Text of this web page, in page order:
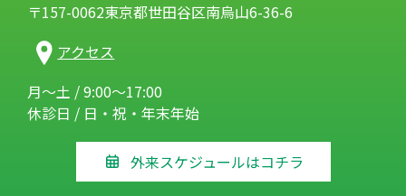
〒157-0062東京都世田谷区南烏山6-36-6
アクセス
月～土 / 9:00～17:00
休診日 / 日・祝・年末年始
外来スケジュールはコチラ